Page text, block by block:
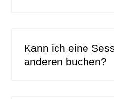
Kann ich eine
anderen buchen?